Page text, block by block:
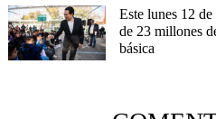
Este lunes 12 de
de 23 millones
básica